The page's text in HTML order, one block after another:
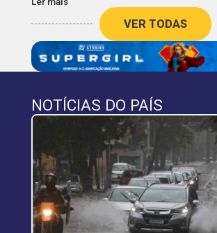
VER TODAS
NOTÍCIAS DO PAÍS